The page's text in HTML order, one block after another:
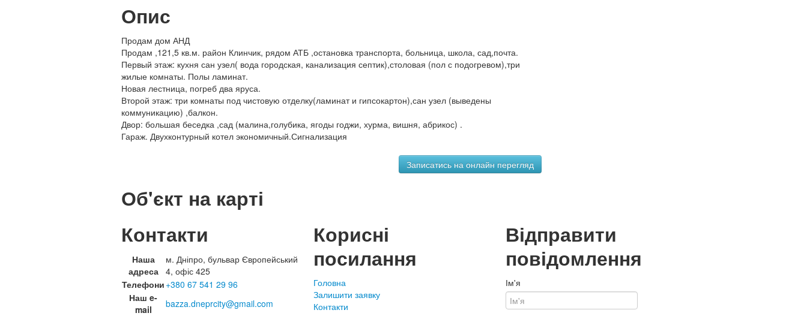
Опис
Продам дом АНД
Продам ,121,5 кв.м. район Клинчик, рядом АТБ ,остановка транспорта, больница, школа, сад,почта.
Первый этаж: кухня сан узел( вода городская, канализация септик),столовая (пол с подогревом),три
жилые комнаты. Полы ламинат.
Новая лестница, погреб два яруса.
Второй этаж: три комнаты под чистовую отделку(ламинат и гипсокартон),сан узел (выведены
коммуникацию) ,балкон.
Двор: большая беседка ,сад (малина,голубика, ягоды годжи, хурма, вишня, абрикос) .
Гараж. Двухконтурный котел экономичный.Сигнализация
Об'єкт на карті
Контакти
Наша
адреса
м. Дніпро, бульвар Європейський
4, офіс 425
Телефони +380 67 541 29 96
Наш e-
mail
bazza.dneprcity@gmail.com
Корисні
посилання
Головна
Залишити заявку
Контакти
Відправити
повідомлення
Ім'я